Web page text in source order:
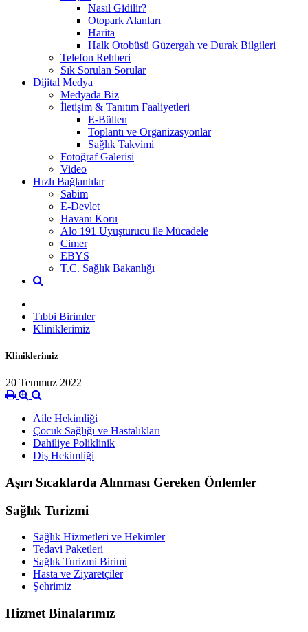
Nasıl Gidilir?
Otopark Alanları
Harita
Halk Otobüsü Güzergah ve Durak Bilgileri
Telefon Rehberi
Sık Sorulan Sorular
Dijital Medya
Medyada Biz
İletişim & Tanıtım Faaliyetleri
E-Bülten
Toplantı ve Organizasyonlar
Sağlık Takvimi
Fotoğraf Galerisi
Video
Hızlı Bağlantılar
Sabim
E-Devlet
Havanı Koru
Alo 191 Uyuşturucu ile Mücadele
Cimer
EBYS
T.C. Sağlık Bakanlığı
Tıbbi Birimler
Kliniklerimiz
Kliniklerimiz
20 Temmuz 2022
Aile Hekimliği
Çocuk Sağlığı ve Hastalıkları
Dahiliye Poliklinik
Diş Hekimliği
Aşırı Sıcaklarda Alınması Gereken Önlemler
Sağlık Turizmi
Sağlık Hizmetleri ve Hekimler
Tedavi Paketleri
Sağlık Turizmi Birimi
Hasta ve Ziyaretçiler
Şehrimiz
Hizmet Binalarımız